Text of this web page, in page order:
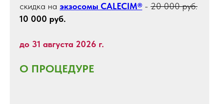
скидка на экзосомы CALECIM® - 20 000 руб.
10 000 руб.
до 31 августа 2026 г.
О ПРОЦЕДУРЕ